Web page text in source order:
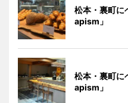
松本・裏町に
apism」
松本・裏町に
apism」